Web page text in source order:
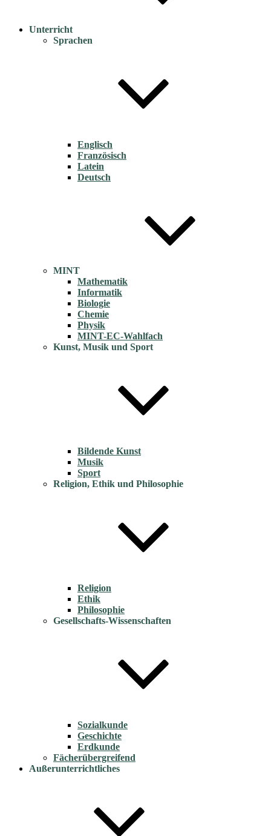
Unterricht
Sprachen
Englisch
Französisch
Latein
Deutsch
MINT
Mathematik
Informatik
Biologie
Chemie
Physik
MINT-EC-Wahlfach
Kunst, Musik und Sport
Bildende Kunst
Musik
Sport
Religion, Ethik und Philosophie
Religion
Ethik
Philosophie
Gesellschafts-Wissenschaften
Sozialkunde
Geschichte
Erdkunde
Fächerübergreifend
Außerunterrichtliches